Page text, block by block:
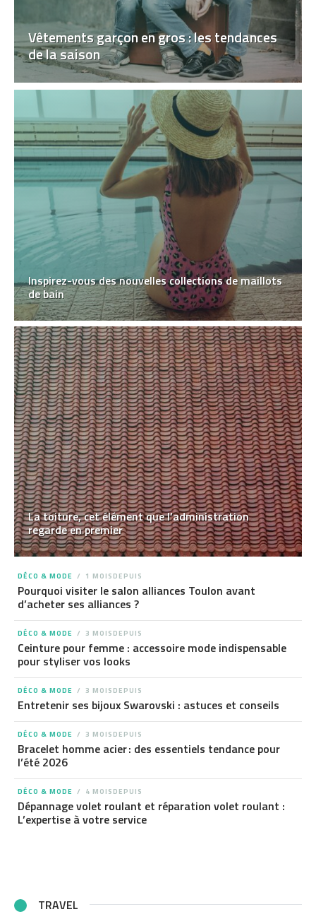
Vêtements garçon en gros : les tendances
de la saison
Inspirez-vous des nouvelles collections de maillots
de bain
La toiture, cet élément que l’administration
regarde en premier
DÉCO & MODE 1 MOISDEPUIS
Pourquoi visiter le salon alliances Toulon avant
d’acheter ses alliances ?
DÉCO & MODE 3 MOISDEPUIS
Ceinture pour femme : accessoire mode indispensable
pour styliser vos looks
DÉCO & MODE 3 MOISDEPUIS
Entretenir ses bijoux Swarovski : astuces et conseils
DÉCO & MODE 3 MOISDEPUIS
Bracelet homme acier : des essentiels tendance pour
l’été 2026
DÉCO & MODE 4 MOISDEPUIS
Dépannage volet roulant et réparation volet roulant :
L’expertise à votre service
TRAVEL